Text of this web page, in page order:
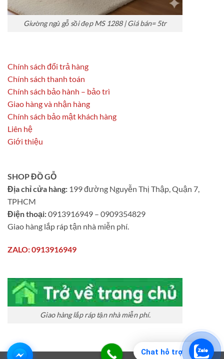
Chat hỗ trợ
Giường ngủ gỗ sồi đẹp MS 1288 | Giá bán= 5tr
Chính sách đổi trả hàng
Chính sách thanh toán
Chính sách bảo hành – bảo trì
Giao hàng và nhận hàng
Chính sách bảo mật khách hàng
Liên hệ
Giới thiệu
SHOP ĐỒ GỖ
Địa chỉ cửa hàng: 199 đường Nguyễn Thị Thập, Quận 7,
TPHCM
Điện thoại:0913916949 – 0909354829
Giao hàng lắp ráp tận nhà miễn phí.
ZALO: 0913916949
Giao hàng lắp ráp tận nhà miễn phí.